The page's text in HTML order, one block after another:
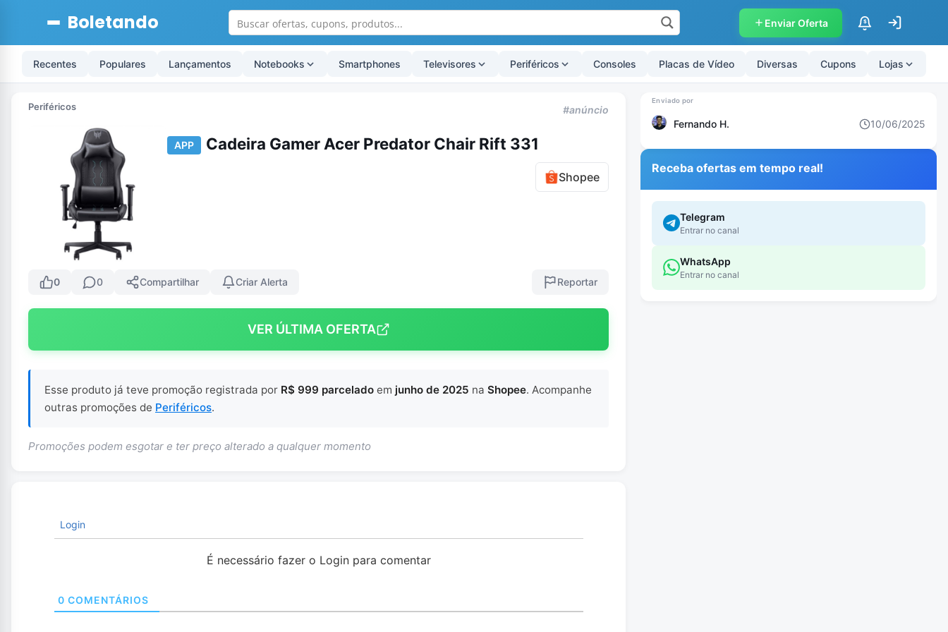
Boletando Enviar Oferta $
Recentes Populares Lançamentos Notebooks Smartphones Televisores Periféricos Consoles Placas de Vídeo Diversas Cupons Lojas
Periféricos #anúncio
APP Cadeira Gamer Acer Predator Chair Rift 331
Shopee
0 0 Compartilhar Criar Alerta Reportar
VER ÚLTIMA OFERTA
Esse produto já teve promoção registrada por R$ 999 parcelado em junho de 2025 na Shopee. Acompanhe
outras promoções de Periféricos.
Promoções podem esgotar e ter preço alterado a qualquer momento
Login
É necessário fazer o Login para comentar
0 COMENTÁRIOS
Fernando H. 10/06/2025
Receba ofertas em tempo real!
Telegram
Entrar no canal
WhatsApp
Entrar no canal